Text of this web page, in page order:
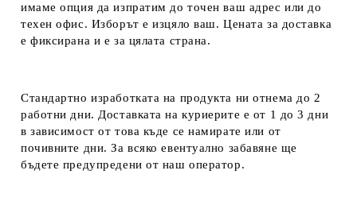
имаме опция да изпратим до точен ваш адрес или до
техен офис. Изборът е изцяло ваш. Цената за доставка
е фиксирана и е за цялата страна.
Стандартно изработката на продукта ни отнема до 2
работни дни. Доставката на куриерите е от 1 до 3 дни
в зависимост от това къде се намирате или от
почивните дни. За всяко евентуално забавяне ще
бъдете предупредени от наш оператор.